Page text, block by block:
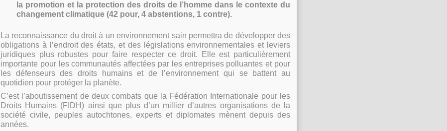
la promotion et la protection des droits de l’homme dans le contexte du
changement climatique (42 pour, 4 abstentions, 1 contre).
La reconnaissance du droit à un environnement sain permettra de développer des
obligations à l’endroit des états, et des législations environnementales et leviers
juridiques plus robustes pour faire respecter ce droit. Elle est particulièrement
importante pour les communautés affectées par les entreprises polluantes et pour
les défenseurs des droits humains et de l’environnement qui se battent au
quotidien pour protéger la planète.
C’est l’aboutissement de deux combats que la Fédération Internationale pour les
Droits Humains (FIDH) ainsi que plus d’un millier d’autres organisations de la
société civile, peuples autochtones, experts et diplomates mènent depuis des
années.